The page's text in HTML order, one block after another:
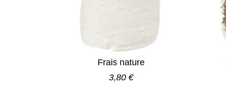
Frais nature
3,80 €